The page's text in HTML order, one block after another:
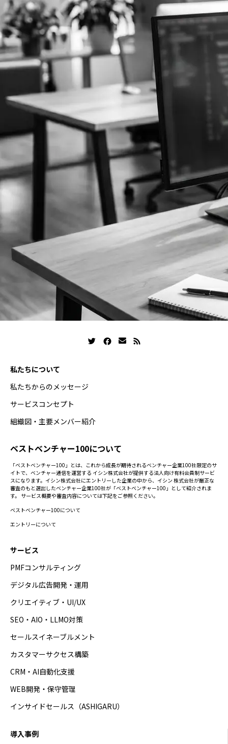
私たちについて
私たちからのメッセージ
サービスコンセプト
組織図・主要メンバー紹介
ベストベンチャー100について
「ベストベンチャー100」とは、これから成長が期待されるベンチャー企業100社限定のサ
イトで、ベンチャー通信を運営する イシン株式会社が提供する法人向け有料会員制サービ
スになります。イシン株式会社にエントリーした企業の中から、イシン 株式会社が厳正な
審査のもと選出したベンチャー企業100社が「ベストベンチャー100」として紹介されま
す。 サービス概要や審査内容については下記をご参照ください。
ベストベンチャー100について
エントリーについて
サービス
PMFコンサルティング
デジタル広告開発・運用
クリエイティブ・UI/UX
SEO・AIO・LLMO対策
セールスイネーブルメント
カスタマーサクセス構築
CRM・AI自動化支援
WEB開発・保守管理
インサイドセールス（ASHIGARU）
導入事例